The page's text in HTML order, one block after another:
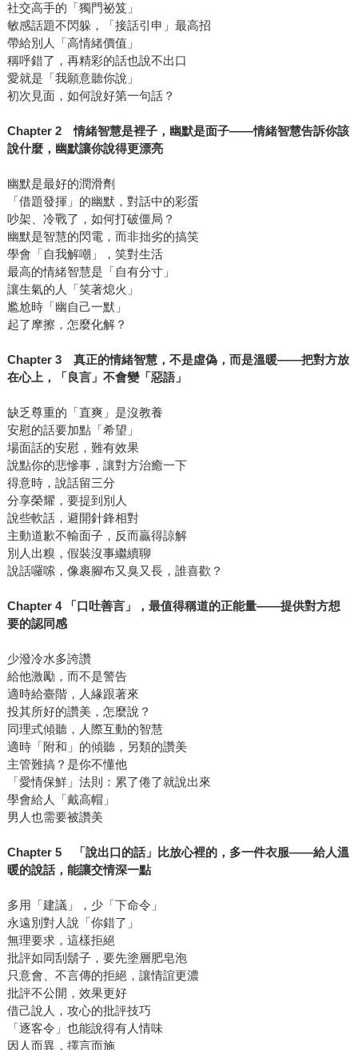
社交高手的「獨門祕笈」
敏感話題不閃躲，「接話引申」最高招
帶給別人「高情緒價值」
稱呼錯了，再精彩的話也說不出口
愛就是「我願意聽你說」
初次見面，如何說好第一句話？
Chapter 2情緒智慧是裡子，幽默是面子——情緒智慧告訴你該
說什麼，幽默讓你說得更漂亮
幽默是最好的潤滑劑
「借題發揮」的幽默，對話中的彩蛋
吵架、冷戰了，如何打破僵局？
幽默是智慧的閃電，而非拙劣的搞笑
學會「自我解嘲」，笑對生活
最高的情緒智慧是「自有分寸」
讓生氣的人「笑著熄火」
尷尬時「幽自己一默」
起了摩擦，怎麼化解？
Chapter 3真正的情緒智慧，不是虛偽，而是溫暖——把對方放
在心上，「良言」不會變「惡語」
缺乏尊重的「直爽」是沒教養
安慰的話要加點「希望」
場面話的安慰，難有效果
說點你的悲慘事，讓對方治癒一下
得意時，說話留三分
分享榮耀，要提到別人
說些軟話，避開針鋒相對
主動道歉不輸面子，反而贏得諒解
別人出糗，假裝沒事繼續聊
說話囉嗦，像裹腳布又臭又長，誰喜歡？
Chapter 4 「口吐善言」，最值得稱道的正能量——提供對方想
要的認同感
少潑冷水多誇讚
給他激勵，而不是警告
適時給臺階，人緣跟著來
投其所好的讚美，怎麼說？
同理式傾聽，人際互動的智慧
適時「附和」的傾聽，另類的讚美
主管難搞？是你不懂他
「愛情保鮮」法則：累了倦了就說出來
學會給人「戴高帽」
男人也需要被讚美
Chapter 5「說出口的話」比放心裡的，多一件衣服——給人溫
暖的說話，能讓交情深一點
多用「建議」，少「下命令」
永遠別對人說「你錯了」
無理要求，這樣拒絕
批評如同刮鬍子，要先塗層肥皂泡
只意會、不言傳的拒絕，讓情誼更濃
批評不公開，效果更好
借己說人，攻心的批評技巧
「逐客令」也能說得有人情味
因人而異，擇言而施